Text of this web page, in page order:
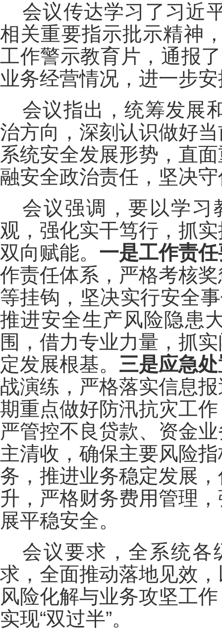
会议传达学习了习近
相关重要指示批示精神
工作警示教育片，通报
业务经营情况，进一步
会议指出，统筹发展
治方向，深刻认识做好
系统安全发展形势，直
融安全政治责任，坚决
会议强调，要以学
观，强化实干笃行，抓
双向赋能。 一是工作责
作责任体系，严格考核
等挂钩，坚决实行安全
推进安全生产风险隐患
围，借力专业力量，抓
定发展根基。 三是应急
战演练，严格落实信息
期重点做好防汛抗灾工
严管控不良贷款、资金
主清收，确保主要风险
务，推进业务稳定发展
升，严格财务费用管理
展平稳安全。
会议要求，全系统
求，全面推动落地见效
风险化解与业务攻坚工
实现“双过半”。